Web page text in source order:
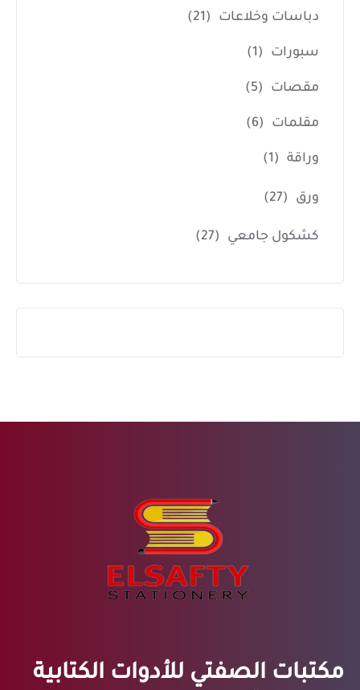
دباسات وخلاعات (21)
سبورات (1)
مقصات (5)
مقلمات (6)
وراقة (1)
ورق (27)
كشكول جامعي (27)
مكتبات الصفتي للأدوات الكتابية